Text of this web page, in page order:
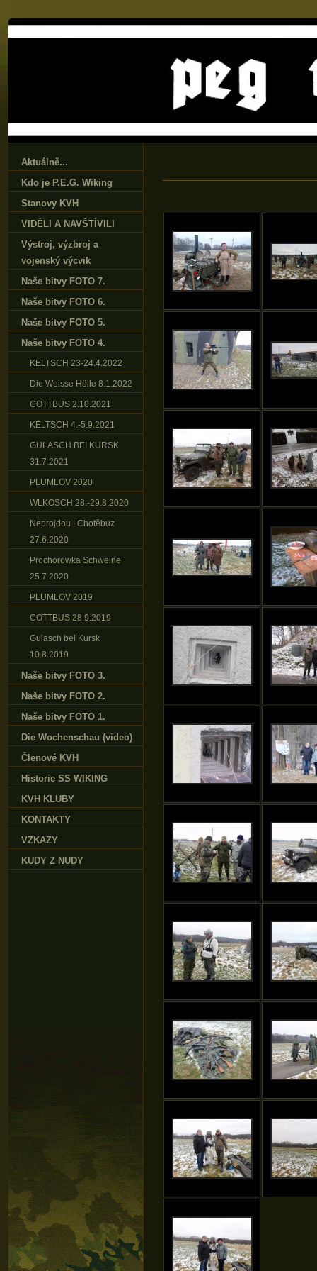
Aktuálně...
Kdo je P.E.G. Wiking
Stanovy KVH
VIDĚLI A NAVŠTÍVILI
Výstroj‚ výzbroj a
vojenský výcvik
Naše bitvy FOTO 7.
Naše bitvy FOTO 6.
Naše bitvy FOTO 5.
Naše bitvy FOTO 4.
KELTSCH 23-24.4.2022
Die Weisse Hölle 8.1.2022
COTTBUS 2.10.2021
KELTSCH 4.-5.9.2021
GULASCH BEI KURSK
31.7.2021
PLUMLOV 2020
WLKOSCH 28.-29.8.2020
Neprojdou ! Chotěbuz
27.6.2020
Prochorowka Schweine
25.7.2020
PLUMLOV 2019
COTTBUS 28.9.2019
Gulasch bei Kursk
10.8.2019
Naše bitvy FOTO 3.
Naše bitvy FOTO 2.
Naše bitvy FOTO 1.
Die Wochenschau (video)
Členové KVH
Historie SS WIKING
KVH KLUBY
KONTAKTY
VZKAZY
KUDY Z NUDY